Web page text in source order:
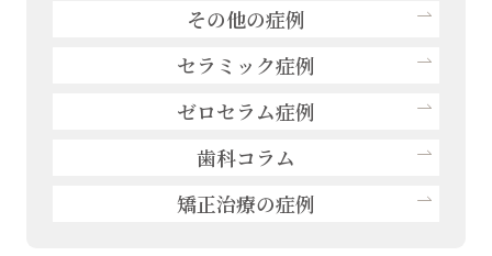
その他の症例
セラミック症例
ゼロセラム症例
歯科コラム
矯正治療の症例